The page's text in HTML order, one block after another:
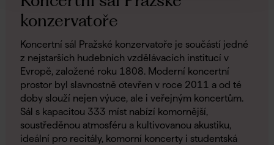
konzervatoře
Koncertní sál Pražské konzervatoře je součástí jedné
z nejstarších hudebních vzdělávacích institucí v
Evropě, založené roku 1808. Moderní koncertní
prostor byl slavnostně otevřen v roce 2011 a od té
doby slouží nejen výuce, ale i veřejným koncertům.
Sál s kapacitou 333 míst nabízí komornější,
soustředěnou atmosféru a kultivovanou akustiku,
ideální pro recitály, komorní koncerty i studentská